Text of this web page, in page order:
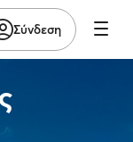
Σύνδεση